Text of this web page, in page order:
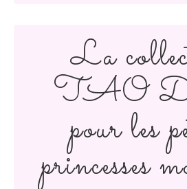
La
TAO
pour les
princesses